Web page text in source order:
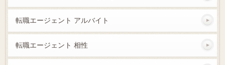
転職エージェント アルバイト
転職エージェント 相性